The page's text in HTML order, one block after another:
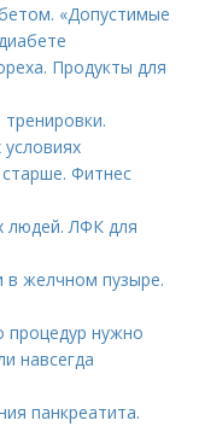
«Допустимые
Продукты для
Фитнес
людей. ЛФК для
в желчном пузыре.
процедур нужно
навсегда
панкреатита.